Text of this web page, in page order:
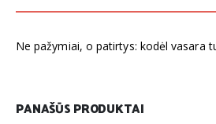
Ne pažymiai, o patirtys: kodėl vasara
PANAŠŪS PRODUKTAI